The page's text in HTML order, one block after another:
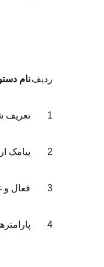
ردیفنام
1 تعریف
2 پیامک
3 فعال و
4